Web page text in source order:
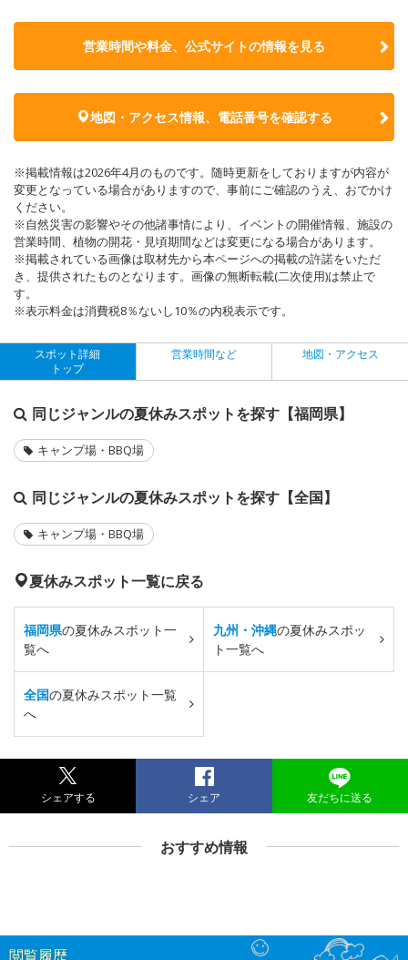
営業時間や料金、公式サイトの情報を見る
地図・アクセス情報、電話番号を確認する
※掲載情報は2026年4月のものです。随時更新をしておりますが内容が
変更となっている場合がありますので、事前にご確認のうえ、おでかけ
ください。
※自然災害の影響やその他諸事情により、イベントの開催情報、施設の
営業時間、植物の開花・見頃期間などは変更になる場合があります。
※掲載されている画像は取材先から本ページへの掲載の許諾をいただ
き、提供されたものとなります。画像の無断転載(二次使用)は禁止で
す。
※表示料金は消費税8％ないし10％の内税表示です。
スポット詳細
トップ
営業時間など 地図・アクセス
同じジャンルの夏休みスポットを探す【福岡県】
キャンプ場・BBQ場
同じジャンルの夏休みスポットを探す【全国】
キャンプ場・BBQ場
夏休みスポット一覧に戻る
福岡県の夏休みスポット一
覧へ
九州・沖縄の夏休みスポッ
ト一覧へ
全国の夏休みスポット一覧
へ
シェアする シェア 友だちに送る
おすすめ情報
閲覧履歴